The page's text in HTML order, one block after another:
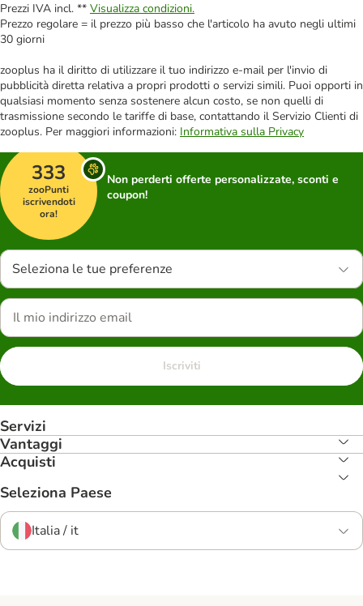
Prezzi IVA incl. ** Visualizza condizioni.
Prezzo regolare = il prezzo più basso che l'articolo ha avuto negli ultimi
30 giorni
zooplus ha il diritto di utilizzare il tuo indirizzo e-mail per l'invio di
pubblicità diretta relativa a propri prodotti o servizi simili. Puoi opporti in
qualsiasi momento senza sostenere alcun costo, se non quelli di
trasmissione secondo le tariffe di base, contattando il Servizio Clienti di
zooplus. Per maggiori informazioni: Informativa sulla Privacy
333
zooPunti
iscrivendoti
ora!
Non perderti offerte personalizzate, sconti e
coupon!
Seleziona le tue preferenze
Iscriviti
Servizi
Vantaggi
Acquisti
Seleziona Paese
Italia / it